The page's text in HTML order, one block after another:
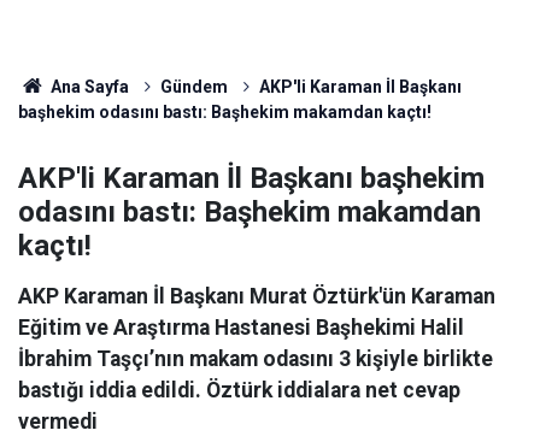
Ana Sayfa Gündem
AKP'li Karaman İl Başkanı
başhekim odasını bastı: Başhekim makamdan kaçtı!
AKP'li Karaman İl Başkanı başhekim
odasını bastı: Başhekim makamdan
kaçtı!
AKP Karaman İl Başkanı Murat Öztürk'ün Karaman
Eğitim ve Araştırma Hastanesi Başhekimi Halil
İbrahim Taşçı’nın makam odasını 3 kişiyle birlikte
bastığı iddia edildi. Öztürk iddialara net cevap
vermedi